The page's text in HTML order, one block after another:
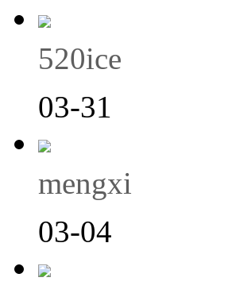
520ice
03-31
mengxi
03-04